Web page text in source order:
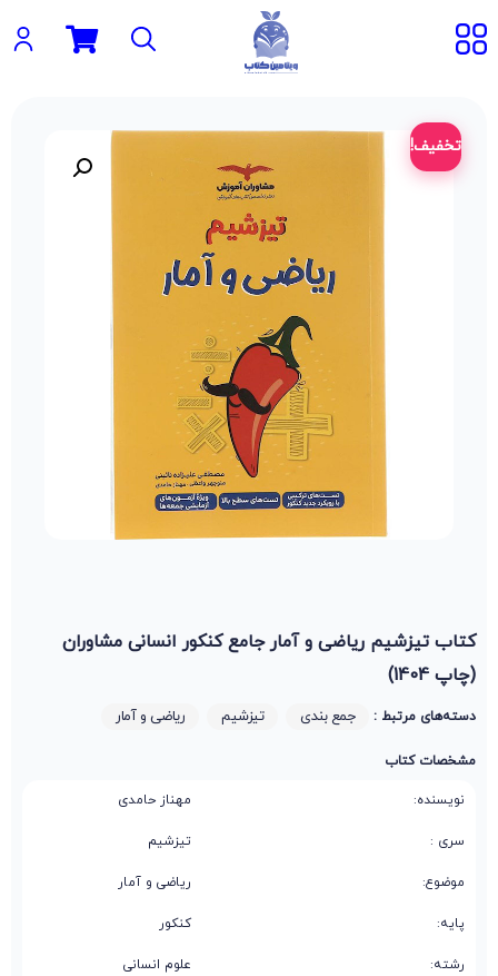
تخفیف!
کتاب تیزشیم ریاضی و آمار جامع کنکور انسانی مشاوران
(چاپ 1404)
دسته‌های مرتبط : جمع بندی تیزشیم ریاضی و آمار
مشخصات کتاب
نویسنده: مهناز حامدی
سری : تیزشیم
موضوع: ریاضی و آمار
پایه: کنکور
رشته: علوم انسانی